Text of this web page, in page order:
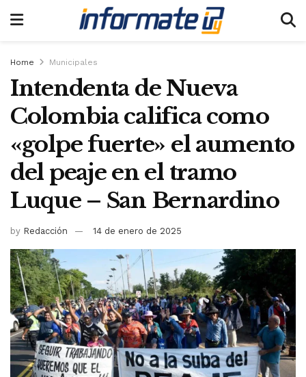
Home Municipales
Intendenta de Nueva
Colombia califica como
«golpe fuerte» el aumento
del peaje en el tramo
Luque – San Bernardino
by Redacción 14 de enero de 2025